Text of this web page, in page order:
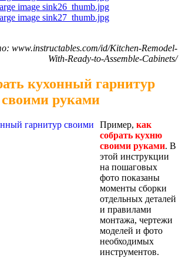
www.instructables.com/id/Kitchen-Remodel-
With-Ready-to-Assemble-Cabinets/
кухонный гарнитур
своими руками
Пример, как
собрать кухню
своими руками. В
этой инструкции
на пошаговых
фото показаны
моменты сборки
отдельных деталей
и правилами
монтажа, чертежи
моделей и фото
необходимых
инструментов.